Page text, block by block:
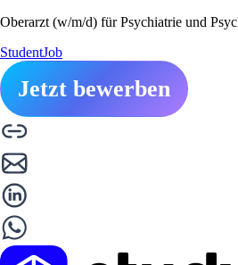
Oberarzt (w/m/d) für Psychiatrie und
StudentJob
Jetzt bewerben